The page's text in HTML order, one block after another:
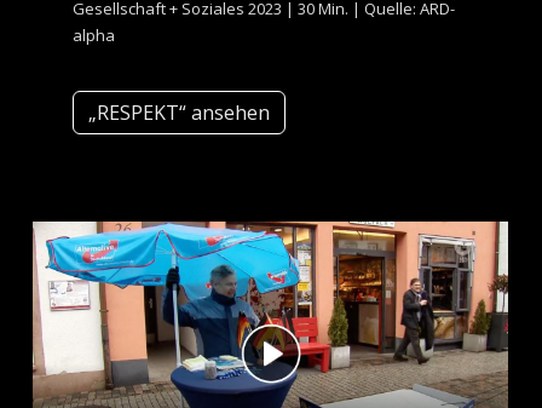
Gesellschaft + Soziales 2023 | 30 Min. | Quelle: ARD-
alpha
„RESPEKT“ ansehen